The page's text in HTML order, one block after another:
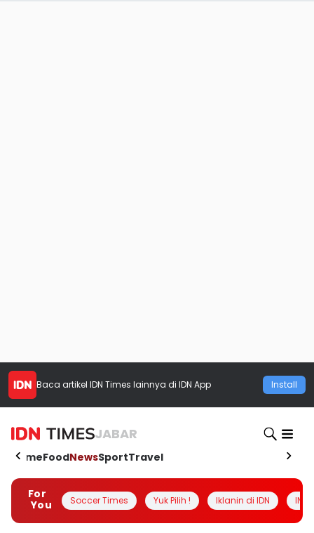
Baca artikel IDN Times lainnya di IDN App Install
JABAR
HomeFoodNewsSportTravel
For
You
Soccer Times Yuk Pilih ! Iklanin di IDN